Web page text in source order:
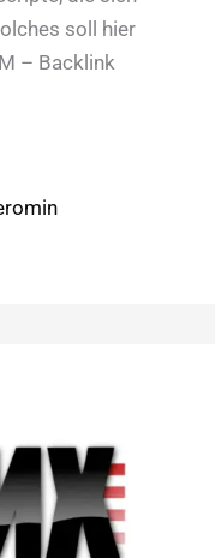
soll hier
– Backlink